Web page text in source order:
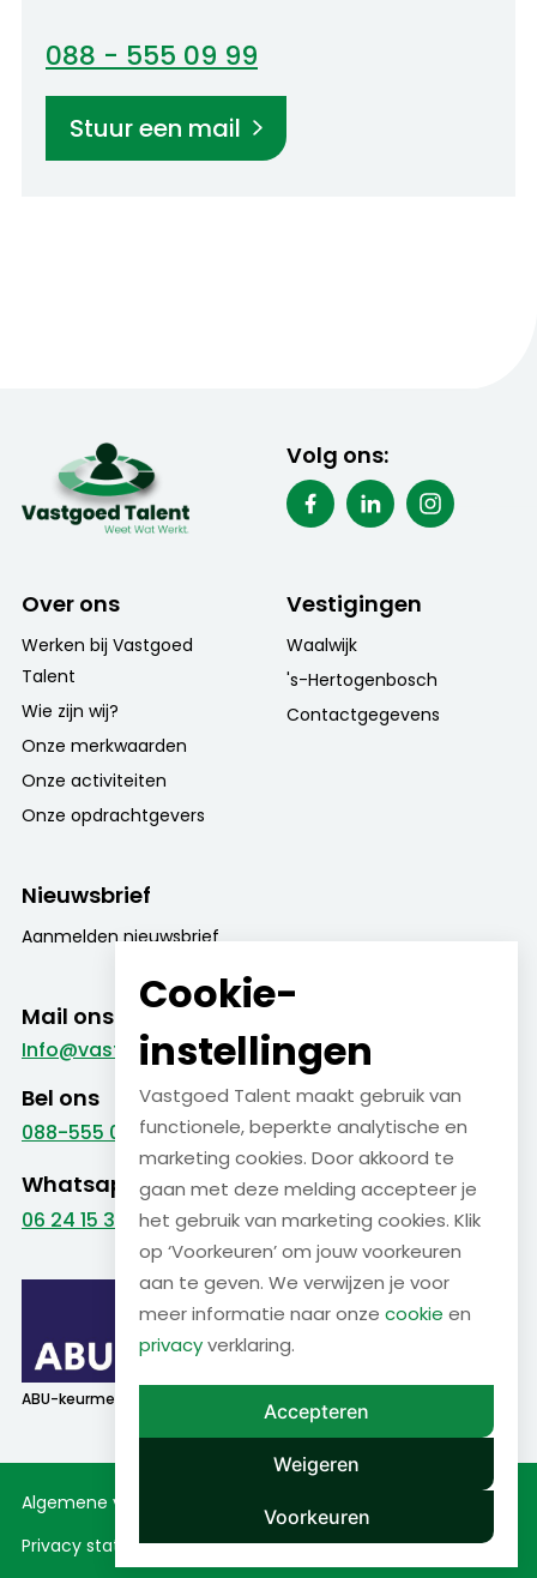
088 - 555 09 99
Stuur een mail
Volg ons:
Over ons
Werken bij Vastgoed
Talent
Wie zijn wij?
Onze merkwaarden
Onze activiteiten
Onze opdrachtgevers
Vestigingen
Waalwijk
's-Hertogenbosch
Contactgegevens
Nieuwsbrief
Aanmelden nieuwsbrief
Mail ons
Info@vastgoed-talent.nl
Bel ons
088-555 09 99
Whatsapp
06 24 15 38 22
ABU-keurmerk
Algemene voorwaarden
Disclaimer
Privacy statement
Cookie-
instellingen
Vastgoed Talent maakt gebruik van
functionele, beperkte analytische en
marketing cookies. Door akkoord te
gaan met deze melding accepteer je
het gebruik van marketing cookies. Klik
op ‘Voorkeuren’ om jouw voorkeuren
aan te geven. We verwijzen je voor
meer informatie naar onze cookie en
privacyverklaring.
Accepteren
Weigeren
Voorkeuren